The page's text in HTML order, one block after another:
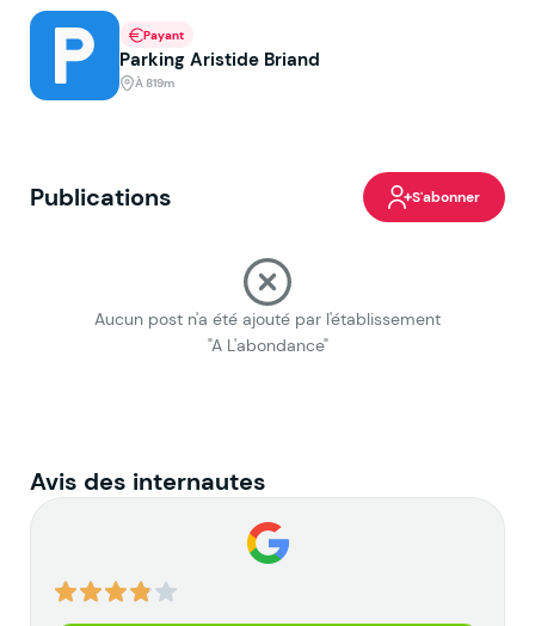
Payant
Parking Aristide Briand
À 819m
Publications S'abonner
Aucun post n'a été ajouté par l'établissement
"A L'abondance"
Avis des internautes